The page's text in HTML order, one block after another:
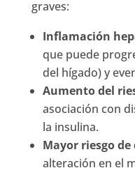
graves:
Inflamación
que puede
del hígado) y
Aumento del
asociación con
la insulina.
Mayor riesgo
alteración en el